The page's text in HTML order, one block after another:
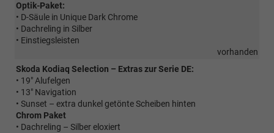
Optik-Paket:
• D-Säule in Unique Dark Chrome
• Dachreling in Silber
• Einstiegsleisten
vorhanden
Skoda Kodiaq Selection – Extras zur Serie DE:
• 19" Alufelgen
• 13" Navigation
• Sunset – extra dunkel getönte Scheiben hinten
Chrom Paket
• Dachreling – Silber eloxiert